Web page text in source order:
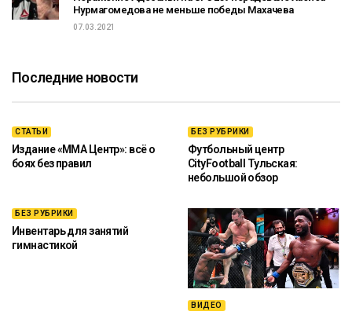
Нурмагомедова не меньше победы Махачева
07.03.2021
Последние новости
СТАТЬИ
Издание «ММА Центр»: всё о
боях без правил
БЕЗ РУБРИКИ
Футбольный центр
CityFootball Тульская:
небольшой обзор
БЕЗ РУБРИКИ
Инвентарь для занятий
гимнастикой
ВИДЕО